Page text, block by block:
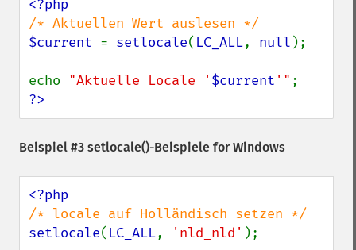
$current = setlocale( LC_ALL, null );
echo "Aktuelle Locale ' $current '"
?>
Beispiel #3 setlocale()-Beispiele for Windows
setlocale( LC_ALL, 'nld_nld' );